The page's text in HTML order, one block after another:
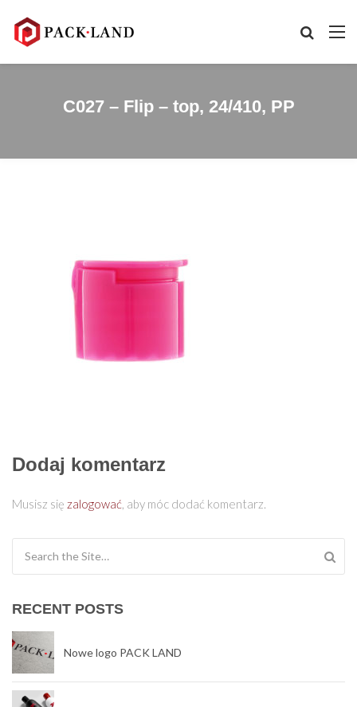
C027 – Flip – top, 24/410, PP
Dodaj komentarz
Musisz się zalogować, aby móc dodać komentarz.
RECENT POSTS
Nowe logo PACK LAND